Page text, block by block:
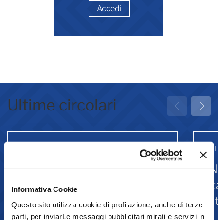
Informativa Cookie
Questo sito utilizza cookie di profilazione, anche di terze
parti, per inviarLe messaggi pubblicitari mirati e servizi in
Accedi
Ultime circolari
Greenwashing: attività
associative
31